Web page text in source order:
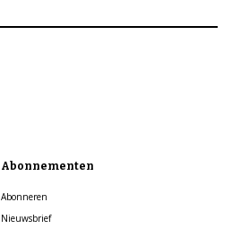
Abonnementen
Abonneren
Nieuwsbrief